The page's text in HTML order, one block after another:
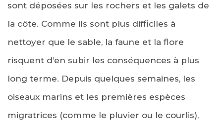
sont déposées sur les rochers et les galets de
la côte. Comme ils sont plus difficiles à
nettoyer que le sable, la faune et la flore
risquent d’en subir les conséquences à plus
long terme. Depuis quelques semaines, les
oiseaux marins et les premières espèces
migratrices (comme le pluvier ou le courlis),